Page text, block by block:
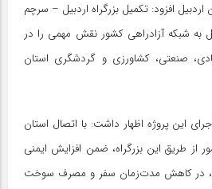
افزود: تکمیل بزرگراه اردبیل – سرچم
به شبکه آزادراهی کشور نقش مهمی را در
صنعتی، کشاورزی و گردشگری استان
این پروژه اظهار داشت: با اتصال استان
از طریق این بزرگراه، ضمن افزایش ایمنی
در کاهش مدت‌زمان سفر و مصرف سوخت